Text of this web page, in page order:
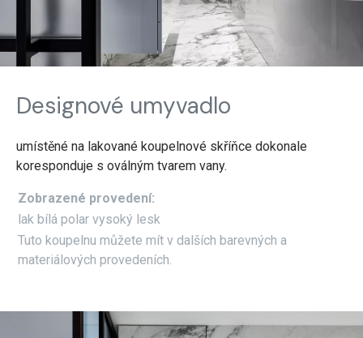
Designové umyvadlo
umístěné na lakované koupelnové skříňce dokonale
koresponduje s oválným tvarem vany.
Zobrazené provedení:
lak bílá polar vysoký lesk
Tuto koupelnu můžete mít v dalších barevných a
materiálových provedeních.